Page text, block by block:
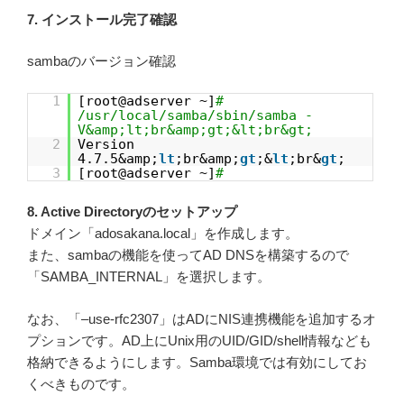
7. インストール完了確認
sambaのバージョン確認
1 [root@adserver ~]#
/usr/local/samba/sbin/samba -
V&amp;lt;br&amp;gt;&lt;br&gt;
2
Version
4.7.5&amp;lt ;br&amp;gt ;&lt ;br&gt ;
3
[root@adserver ~]#
8. Active Directoryのセットアップ
ドメイン「adosakana.local」を作成します。
また、sambaの機能を使ってAD DNSを構築するので
「SAMBA_INTERNAL」を選択します。
なお、「–use-rfc2307」はADにNIS連携機能を追加するオ
プションです。AD上にUnix用のUID/GID/shell情報なども
格納できるようにします。Samba環境では有効にしてお
くべきものです。